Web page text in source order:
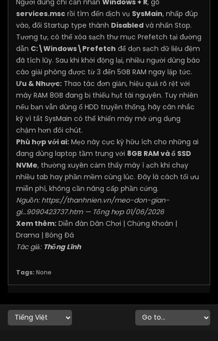
services.msc rồi tìm đến dịch vụ SysMain, nhấp đúp
vào, đổi Startup type thành Disabled và nhấn Stop.
Tương tự, có thể xóa sạch thư mục Prefetch tại đường
dẫn C:\Windows\Prefetch để dọn sạch dữ liệu đệm
đã tích lũy. Sau khi khởi động lại, nhiều người dùng báo
cáo giải phóng được từ 3 đến 5GB RAM ngay lập tức.
Ưu & Nhược: Thao tác đơn giản, hiệu quả rõ rệt với
máy RAM 8GB đang bị thiếu hụt tài nguyên. Tuy nhiên
nếu bạn vẫn dùng ổ HDD truyền thống, hãy cân nhắc
kỹ vì tắt SysMain có thể khiến máy mở ứng dụng
chậm hơn đôi chút.
Phù hợp với ai: Mẹo này cực kỳ hữu ích cho những ai
đang dùng laptop tầm trung với 8GB RAM và ổ SSD
NVMe, thường xuyên cảm thấy máy ì ạch khi chạy
nhiều tab hay phần mềm cùng lúc. Đây là cách tối ưu
miễn phí, không cần nâng cấp phần cứng.
Nguồn: https://thanhnien.vn/meo-don-gian-
gi...9090423737.htm— Tổng hợp 01/06/2026
Xem thêm: Diễn đàn Dân Chơi | Chứng Khoán |
Drama | Bóng Đá
Tác giả: Thống Lĩnh
Tags: None